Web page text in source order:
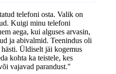
telefoni osta. Valik on
Kuigi minu telefoni
aega, kui alguses arvasin,
ja abivalmid. Teenindus oli
Üldiselt jäi kogemus
kohta ka teistele, kes
vajavad parandust."